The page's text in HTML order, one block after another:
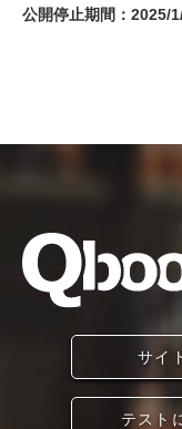
公開停止期間：2025/
サイ
テスト